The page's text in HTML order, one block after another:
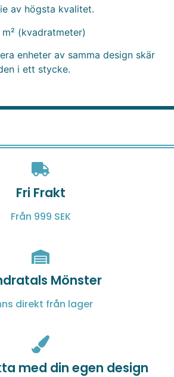
av högsta kvalitet.
(kvadratmeter)
enheter av samma design skär
i ett stycke.
Fri Frakt
Från 999 SEK
Mönster
direkt från lager
med din egen design